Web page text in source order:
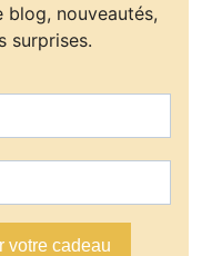
blog, nouveautés,
surprises.
votre cadeau